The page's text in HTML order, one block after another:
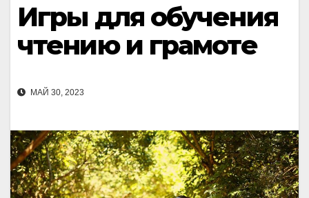
Игры для обучения
чтению и грамоте
МАЙ 30, 2023